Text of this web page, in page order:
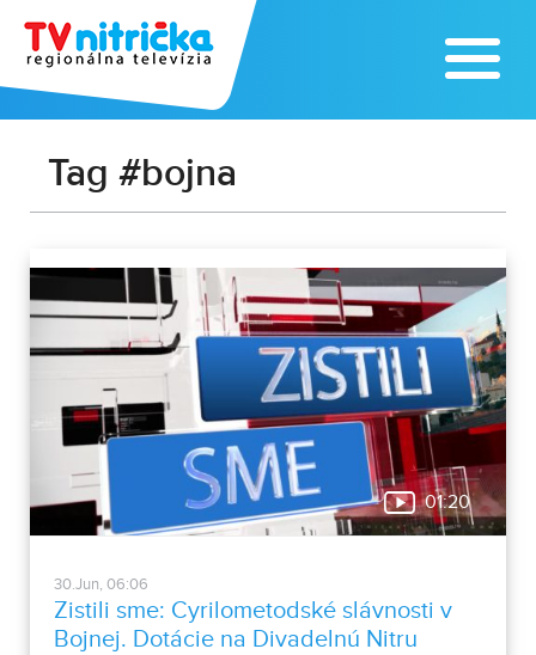
Tag #bojna
01:20
30.Jun, 06:06
Zistili sme: Cyrilometodské slávnosti v
Bojnej. Dotácie na Divadelnú Nitru